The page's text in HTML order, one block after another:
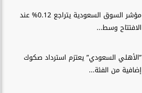
مؤشر السوق السعودية يتراجع 0.12% عند
الافتتاح وسط...
”الأهلي السعودي” يعتزم استرداد صكوك
إضافية من الفئة...